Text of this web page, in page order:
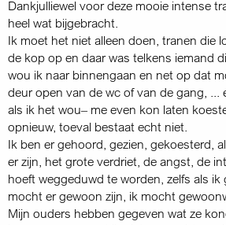
Dankjulliewel voor deze mooie intense
heel wat bijgebracht.
Ik moet het niet alleen doen, tranen die
de kop op en daar was telkens iemand
wou ik naar binnengaan en net op dat
deur open van de wc of van de gang, ...
als ik het wou– me even kon laten
opnieuw, toeval bestaat echt niet.
Ik ben er gehoord, gezien, gekoesterd,
er zijn, het grote verdriet, de angst, de
hoeft weggeduwd te worden, zelfs als
mocht er gewoon zijn, ik mocht
Mijn ouders hebben gegeven wat ze